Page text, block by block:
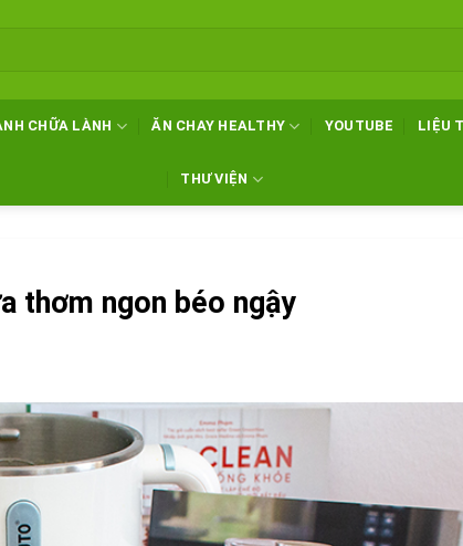
CHỮA LÀNH ĂN CHAY HEALTHY YOUTUBE LIỆU
THƯ VIỆN
thơm ngon béo ngậy